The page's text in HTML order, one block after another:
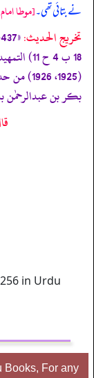
نے بتائی تھی۔[موطا
تخریج الحدیث:
بكر بن عبدالرحمٰن
in Urdu
Books, For any